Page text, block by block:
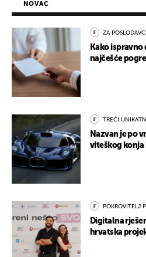
NOVAC
ZA
Kako
najčešće
TREĆI
Nazvan je po
viteškog konja
POKROVITELJ
Digitalna
hrvatska